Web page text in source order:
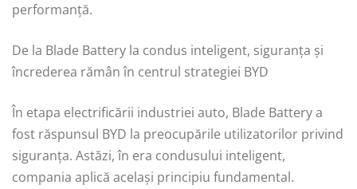
performanță.
De la Blade Battery la condus inteligent, siguranța și
încrederea rămân în centrul strategiei BYD
În etapa electrificării industriei auto, Blade Battery a
fost răspunsul BYD la preocupările utilizatorilor privind
siguranța. Astăzi, în era condusului inteligent,
compania aplică același principiu fundamental.